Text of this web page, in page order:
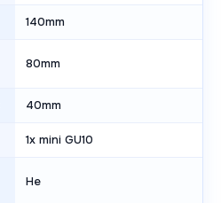
140mm
80mm
40mm
1x mini GU10
Не